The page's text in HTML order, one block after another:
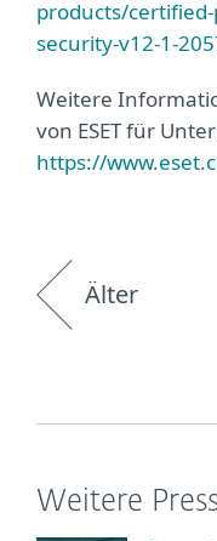
products/
security-v12-1-
Weitere
von ESET für
https://
Älter
Weitere